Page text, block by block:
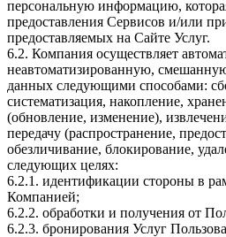
персональную информацию,
предоставления Сервисов и/или
предоставляемых на Сайте Услуг.
6.2. Компания осуществляет
неавтоматизированную,
данных следующими способами:
систематизация, накопление,
(обновление, изменение),
передачу (распространение,
обезличивание, блокирование,
следующих целях:
6.2.1. идентификации стороны в
Компанией;
6.2.2. обработки и получения от
6.2.3. бронирования Услуг